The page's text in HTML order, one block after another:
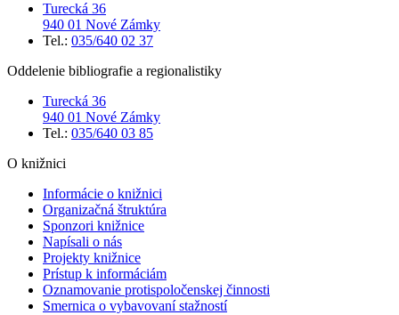
Turecká 36
940 01 Nové Zámky
Tel.: 035/640 02 37
Oddelenie bibliografie a regionalistiky
Turecká 36
940 01 Nové Zámky
Tel.: 035/640 03 85
O knižnici
Informácie o knižnici
Organizačná štruktúra
Sponzori knižnice
Napísali o nás
Projekty knižnice
Prístup k informáciám
Oznamovanie protispoločenskej činnosti
Smernica o vybavovaní stažností